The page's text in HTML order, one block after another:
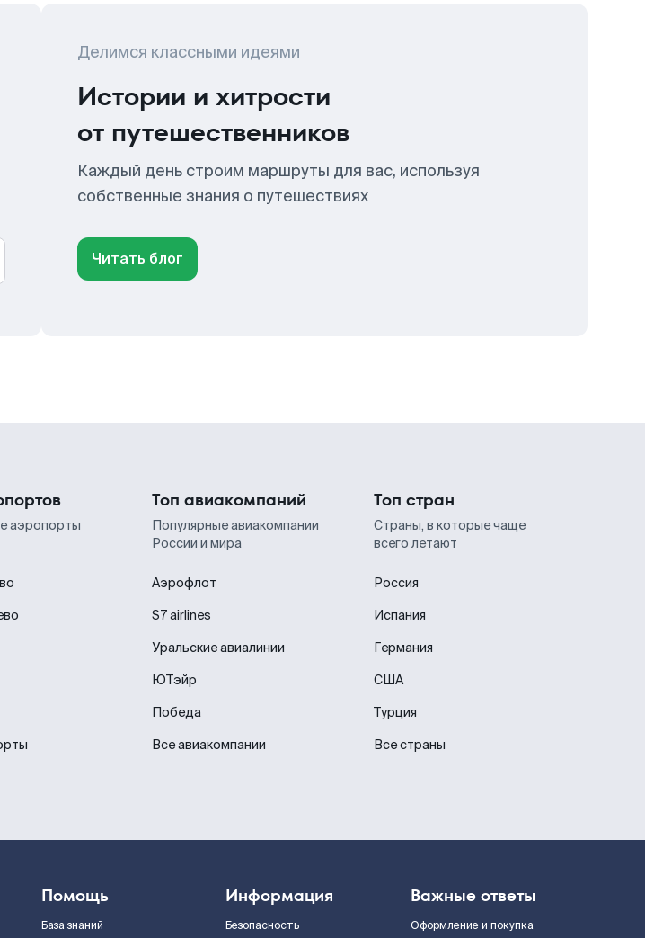
Делимся классными идеями
Истории и хитрости
от путешественников
Каждый день строим маршруты для вас, используя
собственные знания о путешествиях
Читать блог
аэропорты
Топ авиакомпаний
Популярные авиакомпании
России и мира
Аэрофлот
S7 airlines
Уральские авиалинии
ЮТэйр
Победа
Все авиакомпании
Топ стран
Страны, в которые чаще
всего летают
Россия
Испания
Германия
США
Турция
Все страны
Помощь
База знаний
Информация
Безопасность
Важные ответы
Оформление и покупка